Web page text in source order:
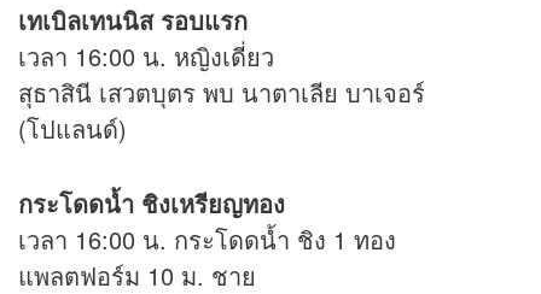
เทเบิลเทนนิส รอบแรก
เวลา 16:00 น. หญิงเดี่ยว
สุธาสินี เสวตบุตร พบ นาตาเลีย บาเจอร์
(โปแลนด์)
กระโดดน้ำ ชิงเหรียญทอง
เวลา 16:00 น. กระโดดน้ำ ชิง 1 ทอง
แพลตฟอร์ม 10 ม. ชาย